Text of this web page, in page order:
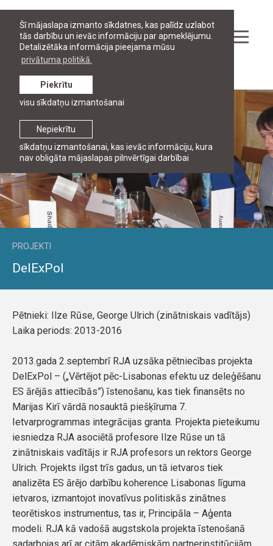
Šī mājaslapa izmanto sīkdatnes, kas palīdz uzlabot
tās darbību un ievāc informāciju par apmeklējumu.
Detalizētāka informācija pieejama mūsu
privātuma politikā.
Nepiekrītu
sīkdatņu izmantošanai, kas ievāc informāciju, kura
nav obligāta mājaslapas pilnvērtīgai darbībai
Piekrītu
visu sīkdatņu izmantošanai
Pētniecība
PROJEKTI
DelExPol
Pētnieki: Ilze Rūse, George Ulrich (zinātniskais vadītājs)
Laika periods: 2013-2016
2013.gada 2.septembrī RJA uzsāka pētniecības projekta
DelExPol – („Vērtējot pēc-Lisabonas efektu uz deleģēšanu
ES ārējās attiecībās”) īstenošanu, kas tiek finansēts no
Marijas Kirī vārdā nosauktā piešķīruma 7.
Ietvarprogrammas integrācijas granta. Projekta pieteikumu
iesniedza RJA asociētā profesore Ilze Rūse un tā
zinātniskais vadītājs ir RJA profesors un rektors George
Ulrich. Projekts ilgst trīs gadus, un tā ietvaros tiek
analizēta ES ārējo darbību koherence Lisabonas līguma
ietvaros, izmantojot inovatīvus politiskās zinātnes
teorētiskos instrumentus, tas ir, Principāla – Aģenta
modeli. RJA kā vadošā augstskola projekta īstenošanā